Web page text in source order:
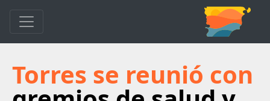
Torres se reunió con